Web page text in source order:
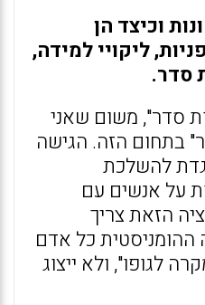
וכיצד הן
ליקויי למידה,
סדר.
סדר", משום שאני
בתחום הזה. הגישה
להשלכת
על אנשים עם
הזאת צריך
כל אדם
לגופו", ולא ייצוג